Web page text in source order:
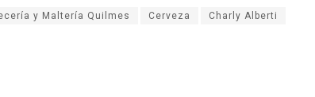
y Maltería Quilmes Cerveza Charly Alberti